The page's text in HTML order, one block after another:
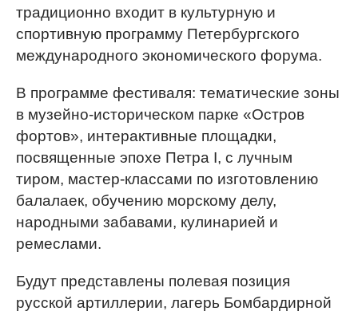
традиционно входит в культурную и
спортивную программу Петербургского
международного экономического форума.
В программе фестиваля: тематические зоны
в музейно-историческом парке «Остров
фортов», интерактивные площадки,
посвященные эпохе Петра I, с лучным
тиром, мастер-классами по изготовлению
балалаек, обучению морскому делу,
народными забавами, кулинарией и
ремеслами.
Будут представлены полевая позиция
русской артиллерии, лагерь Бомбардирной